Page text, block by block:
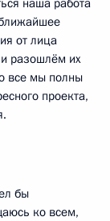
от лица
и разошлём их
все мы полны
проекта,
бы
ко всем,